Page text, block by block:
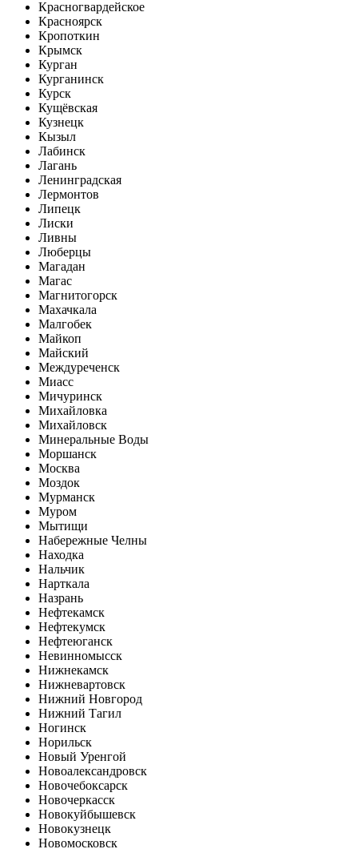
Красногвардейское
Красноярск
Кропоткин
Крымск
Курган
Курганинск
Курск
Кущёвская
Кузнецк
Кызыл
Лабинск
Лагань
Ленинградская
Лермонтов
Липецк
Лиски
Ливны
Люберцы
Магадан
Магас
Магнитогорск
Махачкала
Малгобек
Майкоп
Майский
Междуреченск
Миасс
Мичуринск
Михайловка
Михайловск
Минеральные Воды
Моршанск
Москва
Моздок
Мурманск
Муром
Мытищи
Набережные Челны
Находка
Нальчик
Нарткала
Назрань
Нефтекамск
Нефтекумск
Нефтеюганск
Невинномысск
Нижнекамск
Нижневартовск
Нижний Новгород
Нижний Тагил
Ногинск
Норильск
Новый Уренгой
Новоалександровск
Новочебоксарск
Новочеркасск
Новокуйбышевск
Новокузнецк
Новомосковск